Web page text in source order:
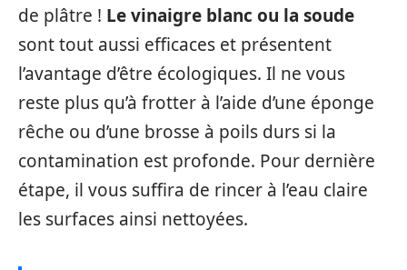
de plâtre ! Le vinaigre blanc ou la soude
sont tout aussi efficaces et présentent
l’avantage d’être écologiques. Il ne vous
reste plus qu’à frotter à l’aide d’une éponge
rêche ou d’une brosse à poils durs si la
contamination est profonde. Pour dernière
étape, il vous suffira de rincer à l’eau claire
les surfaces ainsi nettoyées.